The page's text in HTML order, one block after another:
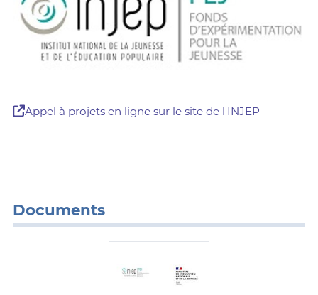
Appel à projets en ligne sur le site de l'INJEP
Documents